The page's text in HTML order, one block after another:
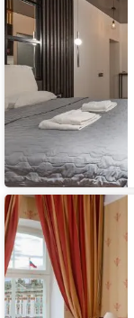
Гранд
Отель
Мойка
22